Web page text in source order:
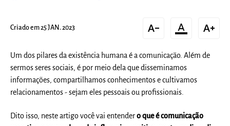
Criado em 25 JAN. 2023 text_decrease format_color_text text_increase
Um dos pilares da existência humana é a comunicação. Além de
sermos seres sociais, é por meio dela que disseminamos
informações, compartilhamos conhecimentos e cultivamos
relacionamentos - sejam eles pessoais ou profissionais.
Dito isso, neste artigo você vai entendero que é comunicação